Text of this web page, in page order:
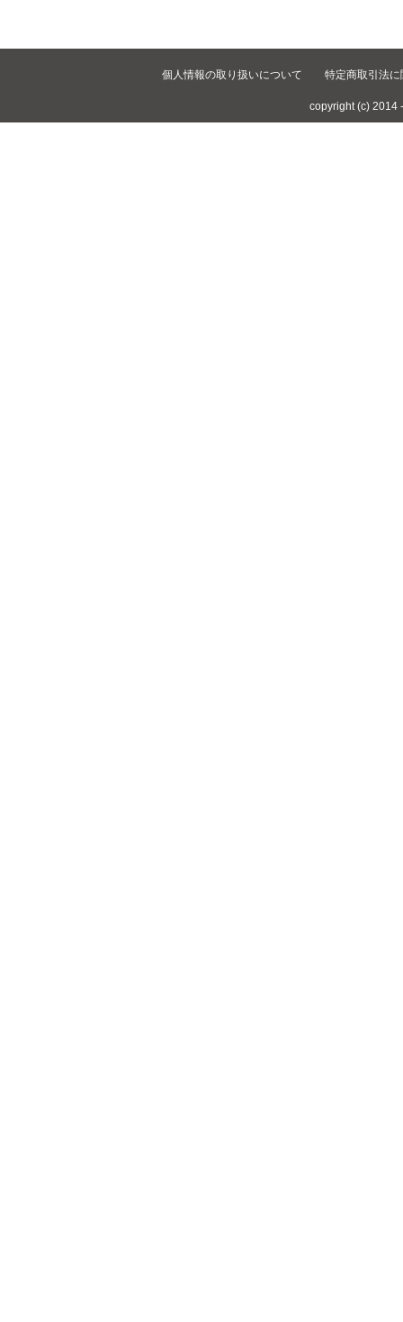
個人情報の取り扱いについて 特定商取引法
copyright (c) 2014